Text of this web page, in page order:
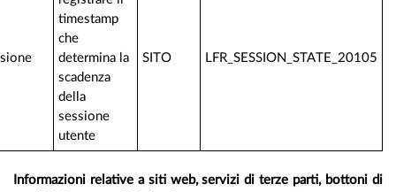
SITO
timestamp
determina la
scadenza
della
sessione
utente
Sessione
Informazioni relative a siti web, servizi di terze parti,